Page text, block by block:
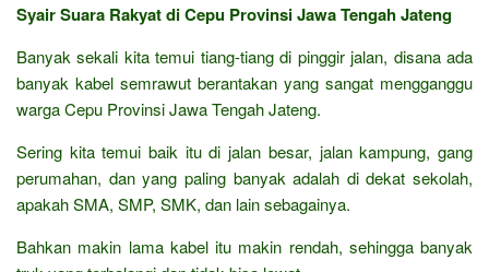
Syair Suara Rakyat di Cepu Provinsi Jawa Tengah Jateng
Banyak sekali kita temui tiang-tiang di pinggir jalan, disana ada
banyak kabel semrawut berantakan yang sangat mengganggu
warga Cepu Provinsi Jawa Tengah Jateng.
Sering kita temui baik itu di jalan besar, jalan kampung, gang
perumahan, dan yang paling banyak adalah di dekat sekolah,
apakah SMA, SMP, SMK, dan lain sebagainya.
Bahkan makin lama kabel itu makin rendah, sehingga banyak